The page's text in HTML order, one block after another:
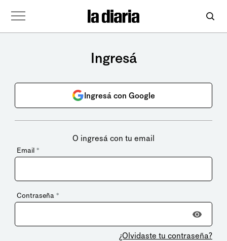
Ingresá
Ingresá con Google
O ingresá con tu email
Email *
Contraseña *
¿Olvidaste tu contraseña?